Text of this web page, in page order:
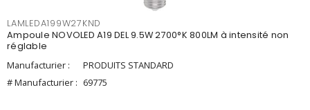
LAMLEDA199W27KND
Ampoule NOVOLED A19 DEL 9.5W 2700°K 800LM à intensité non
réglable
Manufacturier :
PRODUITS STANDARD
# Manufacturier : 69775